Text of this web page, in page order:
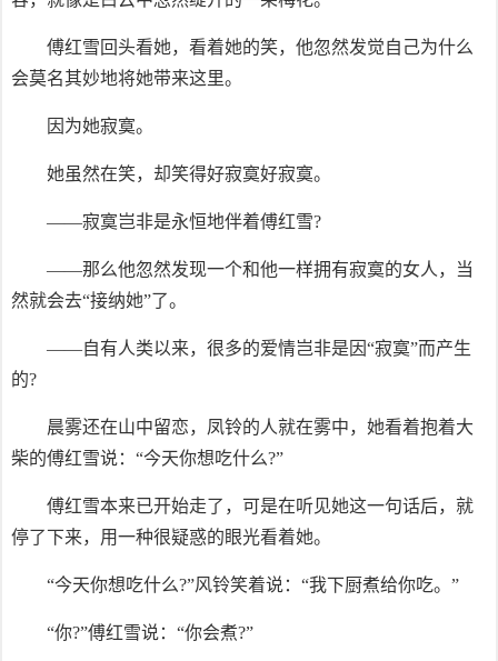
傅红雪回头看她，看着她的笑，他忽然发觉自己为什么
会莫名其妙地将她带来这里。
因为她寂寞。
她虽然在笑，却笑得好寂寞好寂寞。
——寂寞岂非是永恒地伴着傅红雪?
——那么他忽然发现一个和他一样拥有寂寞的女人，当
然就会去“接纳她”了。
——自有人类以来，很多的爱情岂非是因“寂寞”而产生
的?
晨雾还在山中留恋，凤铃的人就在雾中，她看着抱着大
柴的傅红雪说：“今天你想吃什么?”
傅红雪本来已开始走了，可是在听见她这一句话后，就
停了下来，用一种很疑惑的眼光看着她。
“今天你想吃什么?”风铃笑着说：“我下厨煮给你吃。”
“你?”傅红雪说：“你会煮?”